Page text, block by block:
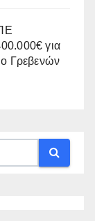
για
Γρεβενών